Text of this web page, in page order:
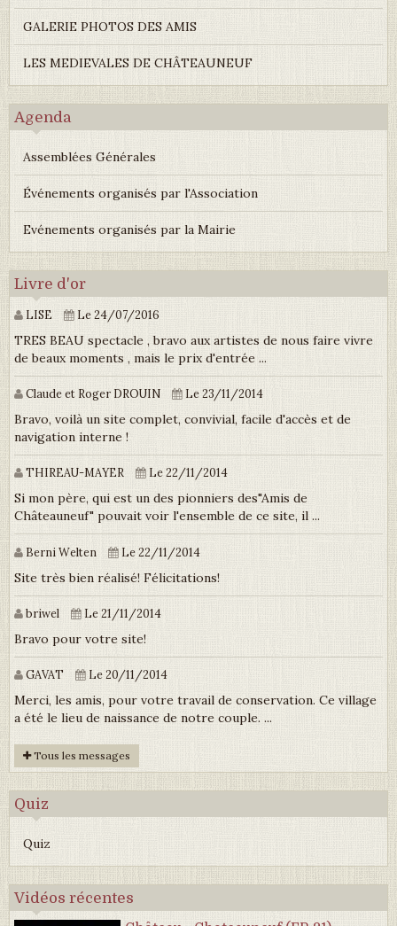
GALERIE PHOTOS DES AMIS
LES MEDIEVALES DE CHÂTEAUNEUF
Agenda
Assemblées Générales
Événements organisés par l'Association
Evénements organisés par la Mairie
Livre d'or
LISE Le 24/07/2016
TRES BEAU spectacle , bravo aux artistes de nous faire vivre
de beaux moments , mais le prix d'entrée ...
Claude et Roger DROUIN Le 23/11/2014
Bravo, voilà un site complet, convivial, facile d'accès et de
navigation interne !
THIREAU-MAYER Le 22/11/2014
Si mon père, qui est un des pionniers des"Amis de
Châteauneuf" pouvait voir l'ensemble de ce site, il ...
Berni Welten Le 22/11/2014
Site très bien réalisé! Félicitations!
briwel Le 21/11/2014
Bravo pour votre site!
GAVAT Le 20/11/2014
Merci, les amis, pour votre travail de conservation. Ce village
a été le lieu de naissance de notre couple. ...
Tous les messages
Quiz
Quiz
Vidéos récentes